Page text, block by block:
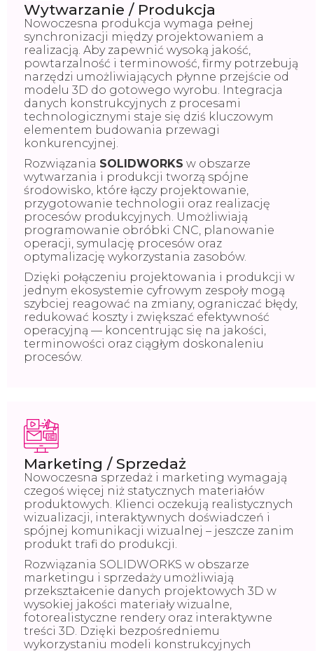
Wytwarzanie / Produkcja
Nowoczesna produkcja wymaga pełnej
synchronizacji między projektowaniem a
realizacją. Aby zapewnić wysoką jakość,
powtarzalność i terminowość, firmy potrzebują
narzędzi umożliwiających płynne przejście od
modelu 3D do gotowego wyrobu. Integracja
danych konstrukcyjnych z procesami
technologicznymi staje się dziś kluczowym
elementem budowania przewagi
konkurencyjnej.
Rozwiązania SOLIDWORKS w obszarze
wytwarzania i produkcji tworzą spójne
środowisko, które łączy projektowanie,
przygotowanie technologii oraz realizację
procesów produkcyjnych. Umożliwiają
programowanie obróbki CNC, planowanie
operacji, symulację procesów oraz
optymalizację wykorzystania zasobów.
Dzięki połączeniu projektowania i produkcji w
jednym ekosystemie cyfrowym zespoły mogą
szybciej reagować na zmiany, ograniczać błędy,
redukować koszty i zwiększać efektywność
operacyjną — koncentrując się na jakości,
terminowości oraz ciągłym doskonaleniu
procesów.
Marketing / Sprzedaż
Nowoczesna sprzedaż i marketing wymagają
czegoś więcej niż statycznych materiałów
produktowych. Klienci oczekują realistycznych
wizualizacji, interaktywnych doświadczeń i
spójnej komunikacji wizualnej – jeszcze zanim
produkt trafi do produkcji.
Rozwiązania SOLIDWORKS w obszarze
marketingu i sprzedaży umożliwiają
przekształcenie danych projektowych 3D w
wysokiej jakości materiały wizualne,
fotorealistyczne rendery oraz interaktywne
treści 3D. Dzięki bezpośredniemu
wykorzystaniu modeli konstrukcyjnych